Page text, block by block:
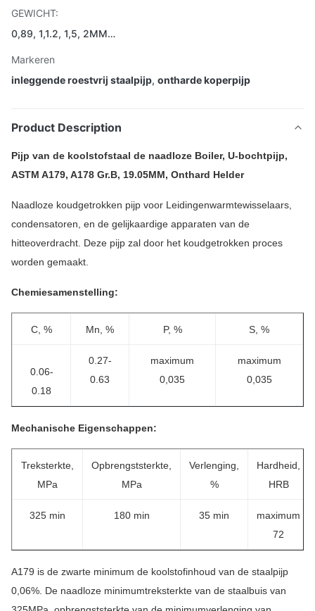
GEWICHT:
0,89, 1,1.2, 1,5, 2MM…
Markeren
inleggende roestvrij staalpijp, ontharde koperpijp
Product Description
Pijp van de koolstofstaal de naadloze Boiler, U-bochtpijp,
ASTM A179, A178 Gr.B, 19.05MM, Onthard Helder
Naadloze koudgetrokken pijp voor Leidingenwarmtewisselaars,
condensatoren, en de gelijkaardige apparaten van de
hitteoverdracht. Deze pijp zal door het koudgetrokken proces
worden gemaakt.
Chemiesamenstelling:
C, % Mn, % P, % S, %
0.06-
0.18
0.27-
0.63
maximum
0,035
maximum
0,035
Mechanische Eigenschappen:
Treksterkte,
MPa
Opbrengststerkte,
MPa
Verlenging,
%
Hardheid,
HRB
325 min 180 min 35 min
maximum
72
A179 is de zwarte minimum de koolstofinhoud van de staalpijp
0,06%. De naadloze minimumtreksterkte van de staalbuis van